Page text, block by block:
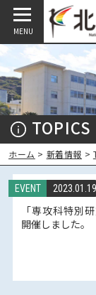
MENU
TOPICS
ホーム > 新着情報 >
2023.01.19
EVENT
「専攻科特別
開催しました。